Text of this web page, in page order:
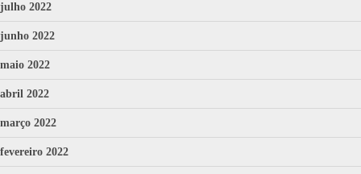
julho 2022
junho 2022
maio 2022
abril 2022
março 2022
fevereiro 2022